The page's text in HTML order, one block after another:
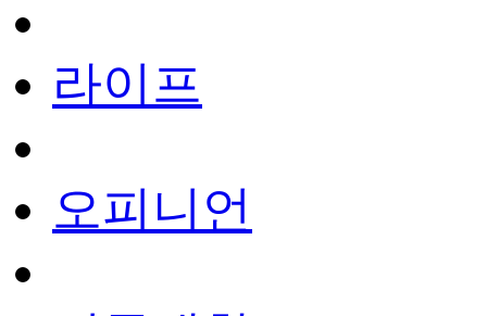
라이프
오피니언